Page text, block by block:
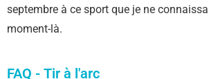
septembre à ce sport que je ne
moment-là.
FAQ - Tir à l'arc